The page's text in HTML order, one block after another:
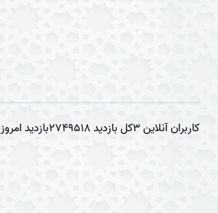
کاربران آنلاین3کل بازدید2749518بازدید امروز